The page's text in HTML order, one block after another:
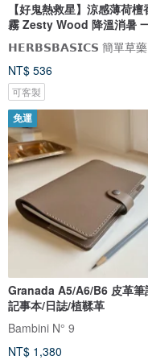
【好鬼熱救星】涼感薄荷檀
霧 Zesty Wood 降溫消暑
爽
𝗛𝗘𝗥𝗕𝗦𝗕𝗔𝗦𝗜𝗖𝗦 簡單草藥
NT$ 536
可客製
免運
Granada A5/A6/B6 皮革筆記本/
記事本/日誌/植鞣革
Bambini N° 9
NT$ 1,380